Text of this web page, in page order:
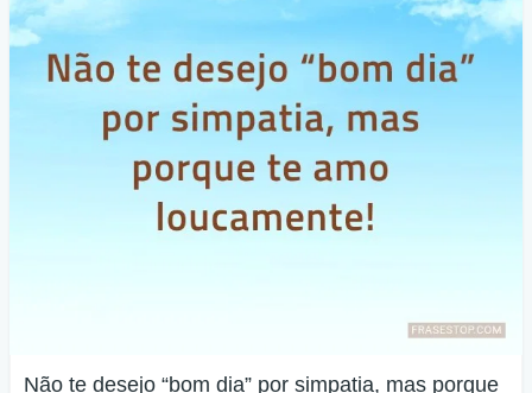
Não te desejo “bom dia” por simpatia, mas porque